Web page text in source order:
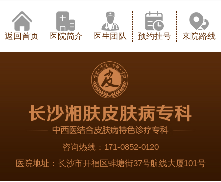
返回首页 医院简介 医生团队 预约挂号 来院路线
咨询热线： 171-0852-0120
医院地址： 长沙市开福区蚌塘街37号航线大厦101号